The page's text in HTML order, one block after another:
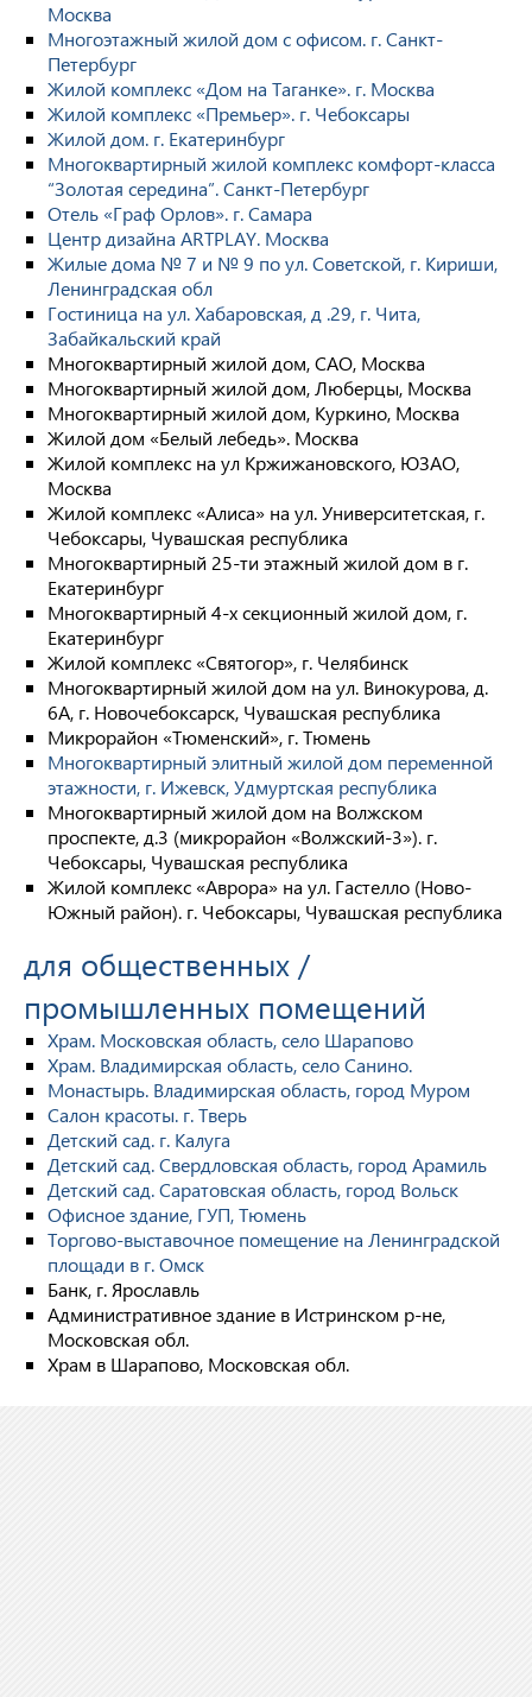
Москва
Многоэтажный жилой дом с офисом. г. Санкт-
Петербург
Жилой комплекс «Дом на Таганке». г. Москва
Жилой комплекс «Премьер». г. Чебоксары
Жилой дом. г. Екатеринбург
Многоквартирный жилой комплекс комфорт-класса
“Золотая середина”. Санкт-Петербург
Отель «Граф Орлов». г. Самара
Центр дизайна ARTPLAY. Москва
Жилые дома № 7 и № 9 по ул. Советской, г. Кириши,
Ленинградская обл
Гостиница на ул. Хабаровская, д .29, г. Чита,
Забайкальский край
Многоквартирный жилой дом, САО, Москва
Многоквартирный жилой дом, Люберцы, Москва
Многоквартирный жилой дом, Куркино, Москва
Жилой дом «Белый лебедь». Москва
Жилой комплекс на ул Кржижановского, ЮЗАО,
Москва
Жилой комплекс «Алиса» на ул. Университетская, г.
Чебоксары, Чувашская республика
Многоквартирный 25-ти этажный жилой дом в г.
Екатеринбург
Многоквартирный 4-х секционный жилой дом, г.
Екатеринбург
Жилой комплекс «Святогор», г. Челябинск
Многоквартирный жилой дом на ул. Винокурова, д.
6А, г. Новочебоксарск, Чувашская республика
Микрорайон «Тюменский», г. Тюмень
Многоквартирный элитный жилой дом переменной
этажности, г. Ижевск, Удмуртская республика
Многоквартирный жилой дом на Волжском
проспекте, д.3 (микрорайон «Волжский-3»). г.
Чебоксары, Чувашская республика
Жилой комплекс «Аврора» на ул. Гастелло (Ново-
Южный район). г. Чебоксары, Чувашская республика
для общественных /
промышленных помещений
Храм. Московская область, село Шарапово
Храм. Владимирская область, село Санино.
Монастырь. Владимирская область, город Муром
Салон красоты. г. Тверь
Детский сад. г. Калуга
Детский сад. Свердловская область, город Арамиль
Детский сад. Саратовская область, город Вольск
Офисное здание, ГУП, Тюмень
Торгово-выставочное помещение на Ленинградской
площади в г. Омск
Банк, г. Ярославль
Административное здание в Истринском р-не,
Московская обл.
Храм в Шарапово, Московская обл.